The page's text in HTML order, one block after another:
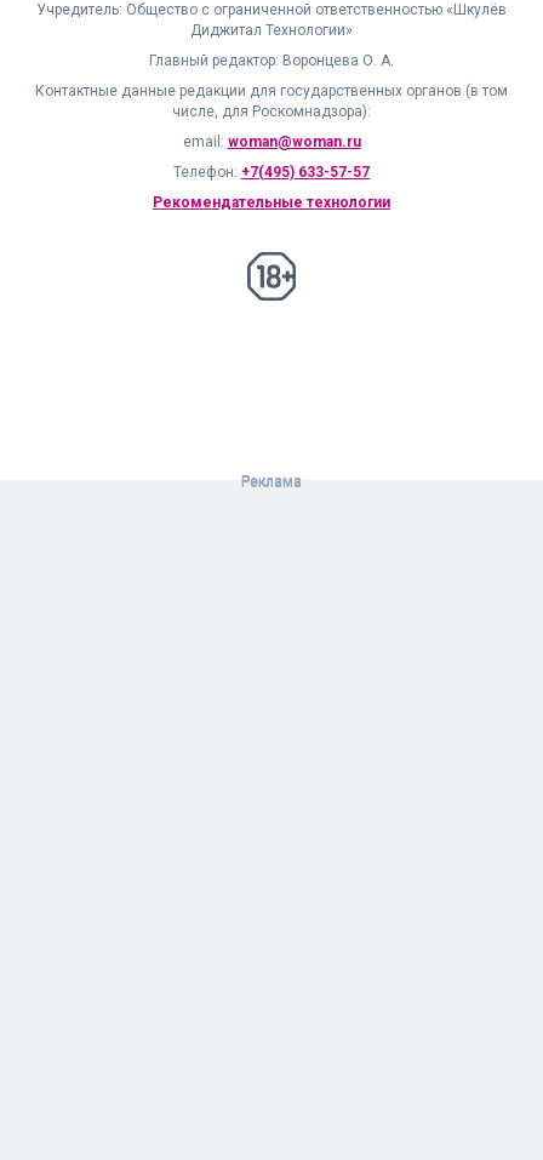
Учредитель: Общество с ограниченной ответственностью «Шкулёв
Диджитал Технологии»
Главный редактор: Воронцева О. А.
Контактные данные редакции для государственных органов (в том
числе, для Роскомнадзора):
email: woman@woman.ru
Телефон: +7(495) 633-57-57
Рекомендательные технологии
18+